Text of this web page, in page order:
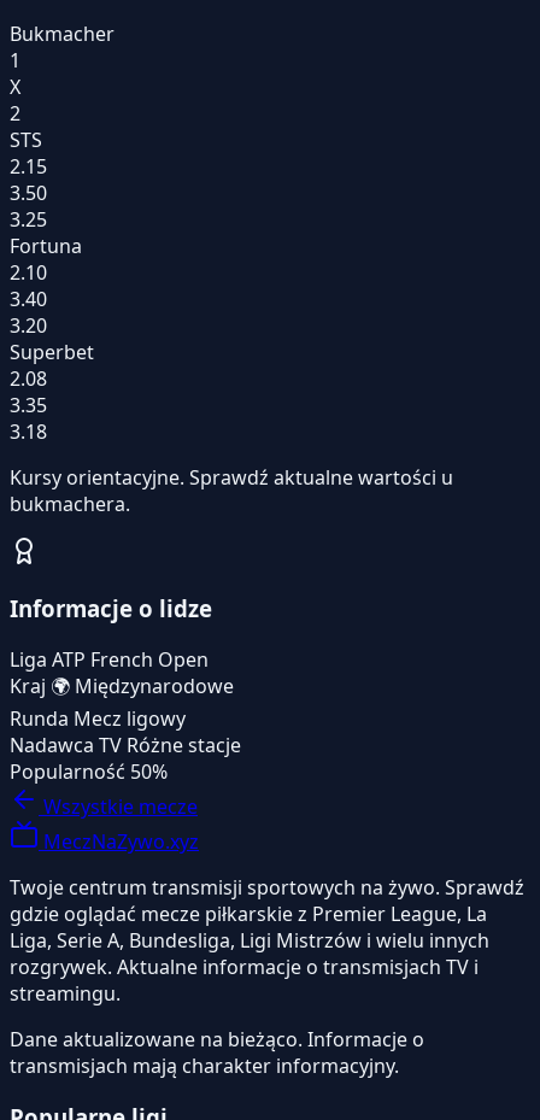
Bukmacher
1
X
2
STS
2.15
3.50
3.25
Fortuna
2.10
3.40
3.20
Superbet
2.08
3.35
3.18
Kursy orientacyjne. Sprawdź aktualne wartości u
bukmachera.
Informacje o lidze
Liga ATP French Open
Kraj 🌍 Międzynarodowe
Runda Mecz ligowy
Nadawca TV Różne stacje
Popularność 50%
Wszystkie mecze
MeczNaZywo.xyz
Twoje centrum transmisji sportowych na żywo. Sprawdź
gdzie oglądać mecze piłkarskie z Premier League, La
Liga, Serie A, Bundesliga, Ligi Mistrzów i wielu innych
rozgrywek. Aktualne informacje o transmisjach TV i
streamingu.
Dane aktualizowane na bieżąco. Informacje o
transmisjach mają charakter informacyjny.